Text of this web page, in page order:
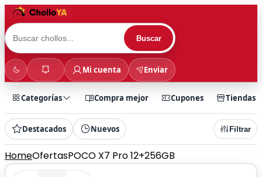
Buscar
Mi cuenta Enviar
Categorías Compra mejor Cupones Tiendas
Destacados Nuevos Filtrar
HomeOfertasPOCO X7 Pro 12+256GB